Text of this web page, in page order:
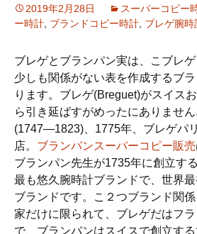
2019年2月28日 スーパーコピー
ー時計 ブランドコピー時計 ブレゲ腕時
ブレゲとブランパン実は、こブレ
少しも関係がない表を作成するブ
ります。ブレゲ(Breguet)がスイス
ら引き延ばすがめったにありませ
(1747―1823)、1775年、ブレゲパ
店。 ブランパンスーパーコピー販売
ブランパン先生が1735年に創立す
最も悠久腕時計ブランドで、世界
ブランドです。こ２つブランド関
家だけに限られて、ブレゲだはフ
で、ブランパンはスイスで創立す